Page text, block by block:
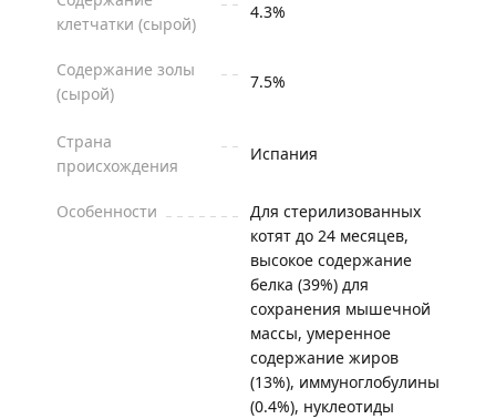
клетчатки (сырой)
4.3%
Содержание золы
(сырой)
7.5%
Страна
происхождения
Испания
Особенности
Для стерилизованных
котят до 24 месяцев,
высокое содержание
белка (39%) для
сохранения мышечной
массы, умеренное
содержание жиров
(13%), иммуноглобулины
(0.4%), нуклеотиды